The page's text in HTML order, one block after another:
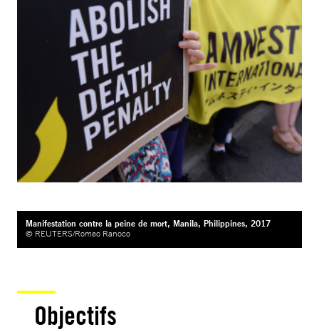
Manifestation contre la peine de mort, Manila, Philippines, 2017
© REUTERS/Romeo Ranoco
Objectifs